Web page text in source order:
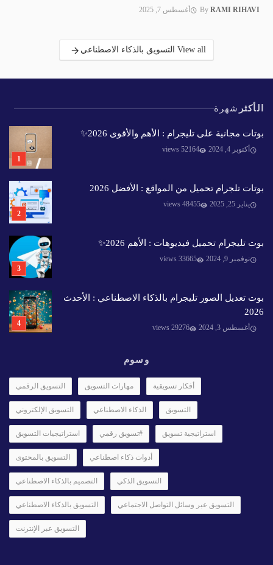
By RAMI RIHAVI أغسطس 7, 2025
View all التسويق بالذكاء الاصطناعي
الأكثر شهرة
بوتات مجانية على تليجرام : الأهم والأقوى 2026✨️
أكتوبر 4, 2024 52164 views
بوتات تلجرام تحميل من المواقع : الأفضل 2026
يناير 25, 2025 48455 views
بوت تليجرام تحميل فيديوهات : الأهم 2026✨️
نوفمبر 9, 2024 33665 views
بوت تعديل الصور تليجرام بالذكاء الاصطناعي : الأحدث
2026
أغسطس 3, 2024 29276 views
وسوم
التسويق الرقمي مهارات التسويق أفكار تسويقية
التسويق الإلكتروني الذكاء الاصطناعي التسويق
استراتيجيات التسويق #تسويق رقمي استراتيجية تسويق
التسويق بالمحتوى أدوات ذكاء اصطناعي
التصميم بالذكاء الاصطناعي التسويق الذكي
التسويق بالذكاء الاصطناعي التسويق عبر وسائل التواصل الاجتماعي
التسويق عبر الإنترنت